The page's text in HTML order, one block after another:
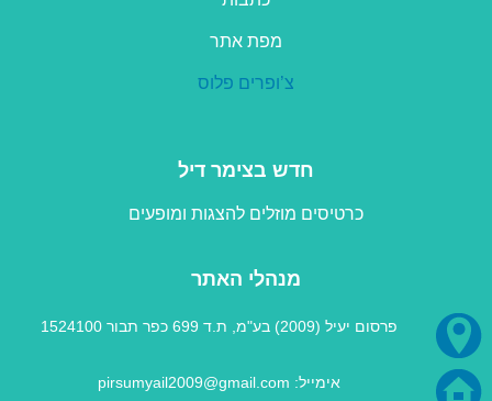
מפת אתר
צ’ופרים פלוס
חדש בצימר דיל
כרטיסים מוזלים להצגות ומופעים
מנהלי האתר
פרסום יעיל (2009) בע"מ, ת.ד 699 כפר תבור 1524100
אימייל: pirsumyail2009@gmail.com